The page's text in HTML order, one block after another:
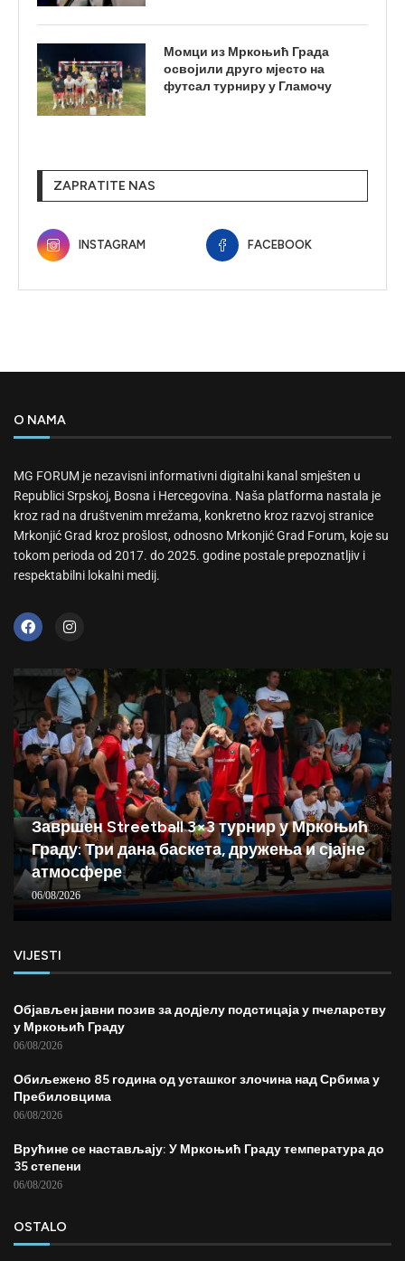
Момци из Мркоњић Града
освојили друго мјесто на
футсал турниру у Гламочу
ZAPRATITE NAS
INSTAGRAM FACEBOOK
O NAMA
MG FORUM je nezavisni informativni digitalni kanal smješten u
Republici Srpskoj, Bosna i Hercegovina. Naša platforma nastala je
kroz rad na društvenim mrežama, konkretno kroz razvoj stranice
Mrkonjić Grad kroz prošlost, odnosno Mrkonjić Grad Forum, koje su
tokom perioda od 2017. do 2025. godine postale prepoznatljiv i
respektabilni lokalni medij.
Завршен Streetball 3×3 турнир у Мркоњић
Граду: Три дана баскета, дружења и сјајне
атмосфере
06/08/2026
VIJESTI
Објављен јавни позив за додјелу подстицаја у пчеларству
у Мркоњић Граду
06/08/2026
Обиљежено 85 година од усташког злочина над Србима у
Пребиловцима
06/08/2026
Врућине се настављају: У Мркоњић Граду температура до
35 степени
06/08/2026
OSTALO